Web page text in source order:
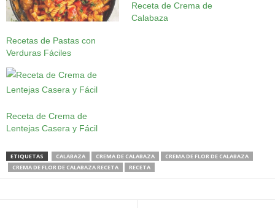
Recetas de Pastas con
Verduras Fáciles
Receta de Crema de
Calabaza
Receta de Crema de
Lentejas Casera y Fácil
ETIQUETAS CALABAZA CREMA DE CALABAZA
CREMA DE FLOR DE CALABAZA
CREMA DE FLOR DE CALABAZA RECETA
RECETA